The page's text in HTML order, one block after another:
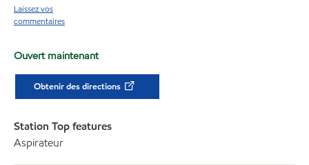
Laissez vos
commentaires
Ouvert maintenant
Obtenir des directions
Station Top features
Aspirateur